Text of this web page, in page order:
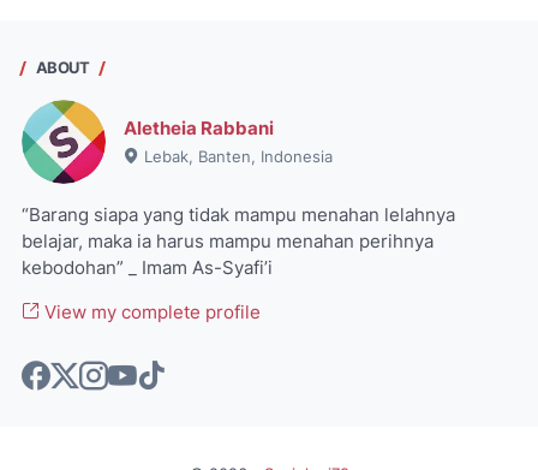
ABOUT
Aletheia Rabbani
Lebak, Banten, Indonesia
“Barang siapa yang tidak mampu menahan lelahnya
belajar, maka ia harus mampu menahan perihnya
kebodohan” _ Imam As-Syafi’i
View my complete profile